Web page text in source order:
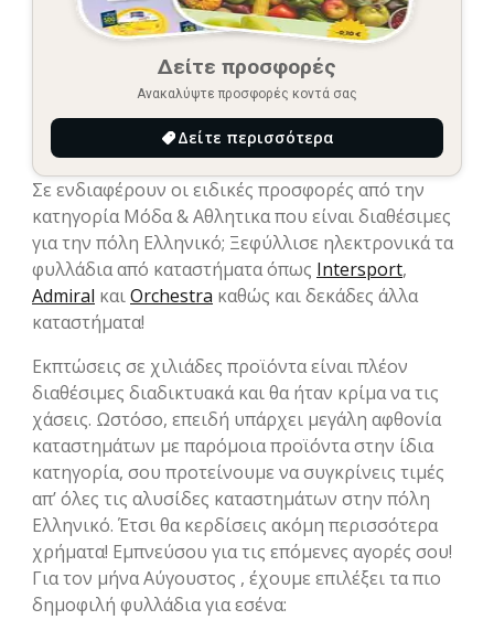
Δείτε προσφορές
Ανακαλύψτε προσφορές κοντά σας
Δείτε περισσότερα
Σε ενδιαφέρουν οι ειδικές προσφορές από την
κατηγορία Μόδα & Aθλητικα που είναι διαθέσιμες
για την πόλη Ελληνικό; Ξεφύλλισε ηλεκτρονικά τα
φυλλάδια από καταστήματα όπως Intersport,
Admiral καιOrchestra καθώς και δεκάδες άλλα
καταστήματα!
Εκπτώσεις σε χιλιάδες προϊόντα είναι πλέον
διαθέσιμες διαδικτυακά και θα ήταν κρίμα να τις
χάσεις. Ωστόσο, επειδή υπάρχει μεγάλη αφθονία
καταστημάτων με παρόμοια προϊόντα στην ίδια
κατηγορία, σου προτείνουμε να συγκρίνεις τιμές
απ’ όλες τις αλυσίδες καταστημάτων στην πόλη
Ελληνικό. Έτσι θα κερδίσεις ακόμη περισσότερα
χρήματα! Εμπνεύσου για τις επόμενες αγορές σου!
Για τον μήνα Αύγουστος , έχουμε επιλέξει τα πιο
δημοφιλή φυλλάδια για εσένα: